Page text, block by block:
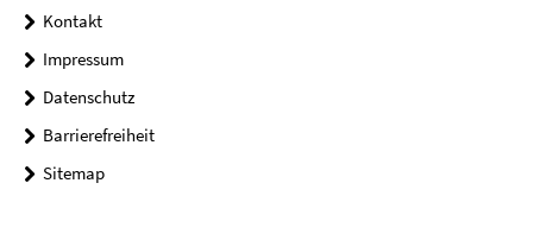
Kontakt
Impressum
Datenschutz
Barrierefreiheit
Sitemap